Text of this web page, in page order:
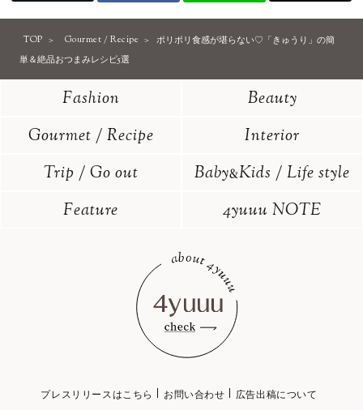
TOP Gourmet / Recipe
ポリポリ食感が堪らない♡「きゅうり」の簡
単＆絶品おつまみレシピ5選
Fashion
Beauty
Gourmet / Recipe
Interior
Trip / Go out
Baby&Kids / Life style
Feature
4yuuu NOTE
プレスリリースはこちら お問い合わせ 広告出稿について